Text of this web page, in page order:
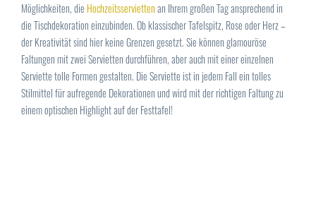
Möglichkeiten, die Hochzeitsserviettenan Ihrem großen Tag ansprechend in
die Tischdekoration einzubinden. Ob klassischer Tafelspitz, Rose oder Herz –
der Kreativität sind hier keine Grenzen gesetzt. Sie können glamouröse
Faltungen mit zwei Servietten durchführen, aber auch mit einer einzelnen
Serviette tolle Formen gestalten. Die Serviette ist in jedem Fall ein tolles
Stilmittel für aufregende Dekorationen und wird mit der richtigen Faltung zu
einem optischen Highlight auf der Festtafel!